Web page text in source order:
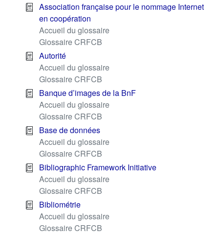
Association française pour le nommage Internet
en coopération
Accueil du glossaire
Glossaire CRFCB
Autorité
Accueil du glossaire
Glossaire CRFCB
Banque d’images de la BnF
Accueil du glossaire
Glossaire CRFCB
Base de données
Accueil du glossaire
Glossaire CRFCB
Bibliographic Framework Initiative
Accueil du glossaire
Glossaire CRFCB
Bibliométrie
Accueil du glossaire
Glossaire CRFCB